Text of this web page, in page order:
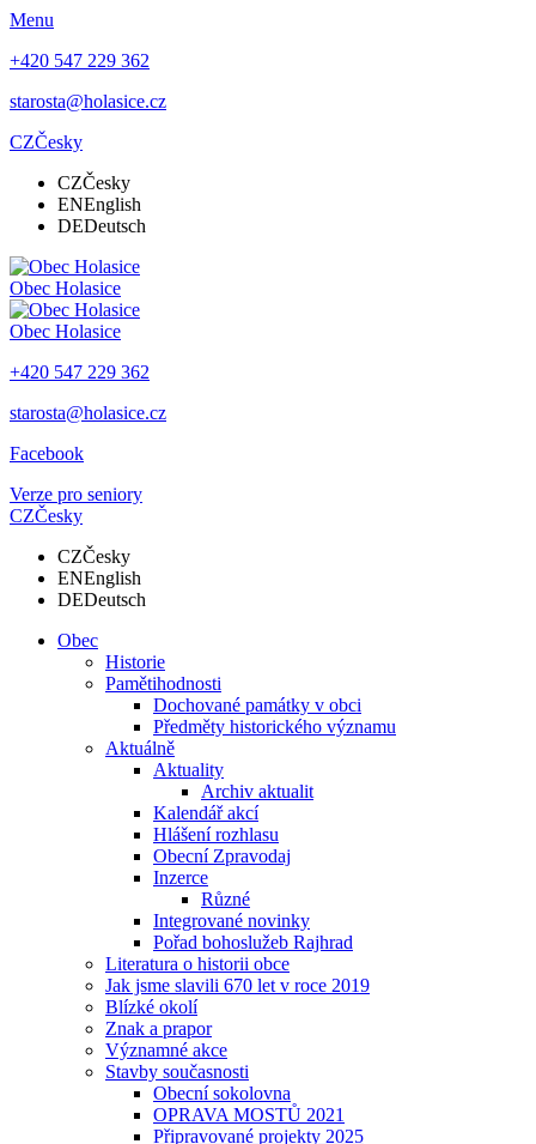
Menu
+420 547 229 362
starosta@holasice.cz
CZČesky
CZČesky
ENEnglish
DEDeutsch
Obec Holasice
Obec Holasice
+420 547 229 362
starosta@holasice.cz
Facebook
Verze pro seniory
CZČesky
CZČesky
ENEnglish
DEDeutsch
Obec
Historie
Pamětihodnosti
Dochované památky v obci
Předměty historického významu
Aktuálně
Aktuality
Archiv aktualit
Kalendář akcí
Hlášení rozhlasu
Obecní Zpravodaj
Inzerce
Různé
Integrované novinky
Pořad bohoslužeb Rajhrad
Literatura o historii obce
Jak jsme slavili 670 let v roce 2019
Blízké okolí
Znak a prapor
Významné akce
Stavby současnosti
Obecní sokolovna
OPRAVA MOSTŮ 2021
Připravované projekty 2025